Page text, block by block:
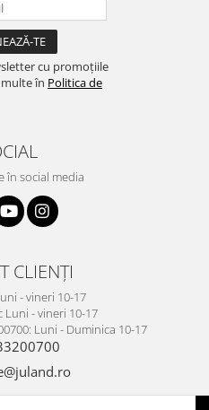
cu promoțiile
în Politica de
în social media
CLIENȚI
- vineri 10-17
- vineri 10-17
Luni - Duminica 10-17